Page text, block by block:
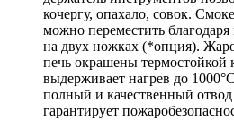
кочергу, опахало, совок.
можно переместить
на двух ножках (*опция).
печь окрашены термостойкой
выдерживает нагрев до
полный и качественный
гарантирует